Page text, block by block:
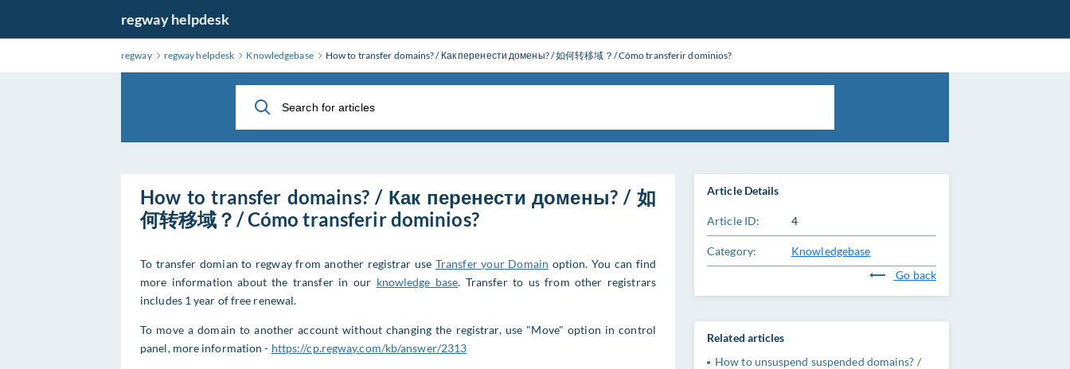
regway helpdesk
regway regway helpdesk Knowledgebase How to transfer domains? / Как перенести домены? / 如何转移域？/ Cómo transferir dominios?
How to transfer domains? / Как перенести домены? / 如
何转移域？/ Cómo transferir dominios?
To transfer domian to regway from another registrar use Transfer your Domain option. You can find
more information about the transfer in our knowledge base. Transfer to us from other registrars
includes 1 year of free renewal.
To move a domain to another account without changing the registrar, use "Move" option in control
panel, more information - https://cp.regway.com/kb/answer/2313
Article Details
Article ID: 4
Category:
Knowledgebase
Go back
Related articles
How to unsuspend suspended domains? /